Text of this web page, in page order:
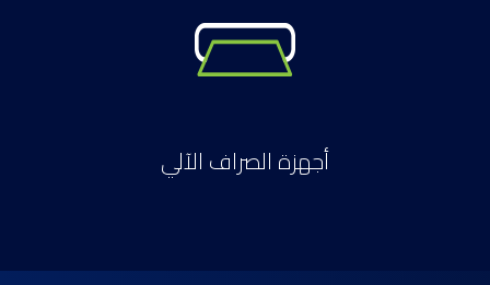
أجهزة الصراف الآلي